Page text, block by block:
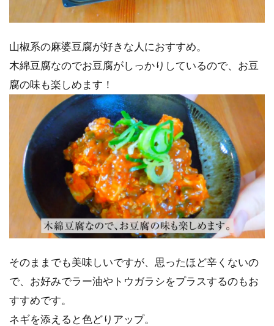
山椒系の麻婆豆腐が好きな人におすすめ。
木綿豆腐なのでお豆腐がしっかりしているので、お豆
腐の味も楽しめます！
そのままでも美味しいですが、思ったほど辛くないの
で、お好みでラー油やトウガラシをプラスするのもお
すすめです。
ネギを添えると色どりアップ。